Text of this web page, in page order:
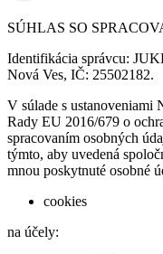
SÚHLAS SO
Identifikácia správcu:
Nová Ves, IČ: 25502182.
V súlade s ustanoveniami
Rady EU 2016/679 o
spracovaním osobných
týmto, aby uvedená
mnou poskytnuté osobné
cookies
na účely: